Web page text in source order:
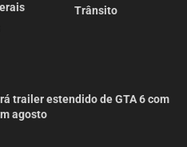
Trânsito
trailer estendido de GTA 6 com
agosto